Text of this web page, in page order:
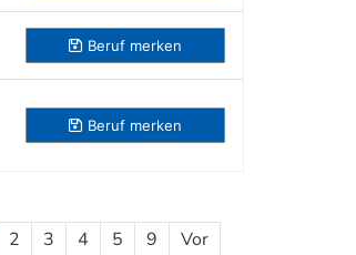
Beruf merken
Beruf merken
2 3 4 5 9 Vor